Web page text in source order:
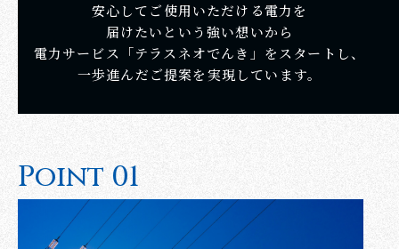
安心してご使用いただける電力を
届けたいという強い想いから
電力サービス「テラスネオでんき」をスタートし、
一歩進んだご提案を実現しています。
Point 01